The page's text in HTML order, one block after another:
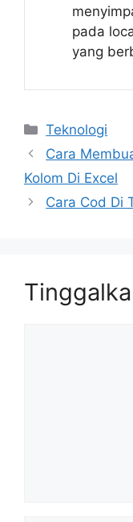
pada
yang
Kategori
Teknologi
Cara
Kolom Di Excel
Cara Cod Di